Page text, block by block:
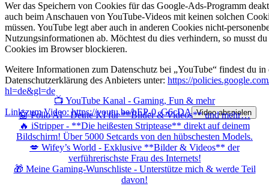
Wer das Speichern von Cookies für das Google-Ads-Programm
auch beim Anschauen von YouTube-Videos mit keinen solchen
müssen. YouTube legt aber auch in anderen Cookies nicht-
Nutzungsinformationen ab. Möchtest du dies verhindern, so musst
Cookies im Browser blockieren.
Weitere Informationen zum Datenschutz bei „YouTube“ findest du in
Datenschutzerklärung des Anbieters unter: https://
hl=de&gl=de
Link zum Video: https://youtu.be/bEP-0_G6cDA Video abspielen
📺 YouTube Kanal - Gaming, Fun & mehr
🤖 Pollo AI - Deine KI für **Bilder & Videos** und mehr…
🔥 iStripper - **Die heißesten Striptease** direkt auf deinem
Bildschirm! Über 5000 Setcards von den hübschesten Models.
💋 Wifey’s World - Exklusive **Bilder & Videos** der
verführerischste Frau des Internets!
🎁 Meine Gaming-Wunschliste - Unterstütze mich & werde Teil
davon!